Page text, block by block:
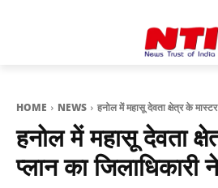
HOME NEWS हनोल में महासू देवता क्षेत्र के
हनोल में महासू देवता
प्लान का जिलाधिकारी